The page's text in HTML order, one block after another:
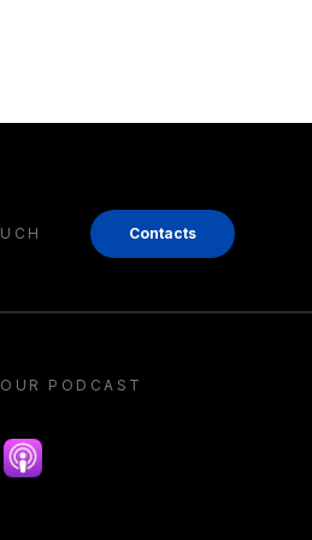
Contacts
PODCAST
Apple podcast